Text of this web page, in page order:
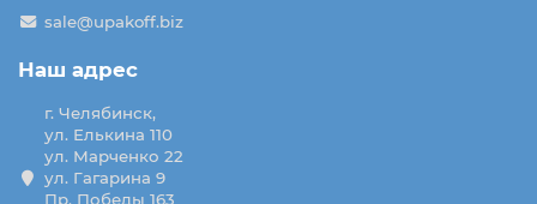
sale@upakoff.biz
Наш адрес
г. Челябинск,
ул. Елькина 110
ул. Марченко 22
ул. Гагарина 9
Пр. Победы 163